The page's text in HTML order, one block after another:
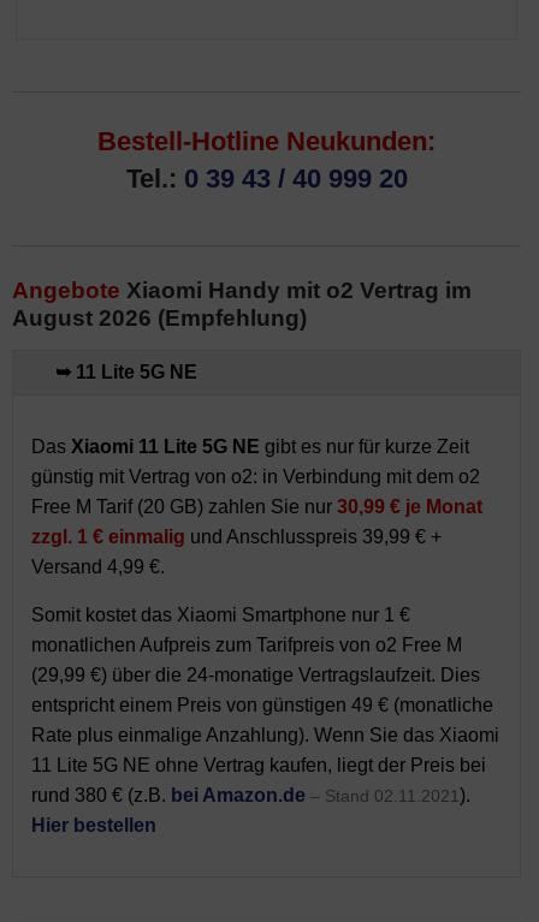
Bestell-Hotline Neukunden:
Tel.: 0 39 43 / 40 999 20
Angebote Xiaomi Handy mit o2 Vertrag im
August 2026 (Empfehlung)
➥ 11 Lite 5G NE
Das Xiaomi 11 Lite 5G NE gibt es nur für kurze Zeit
günstig mit Vertrag von o2: in Verbindung mit dem o2
Free M Tarif (20 GB) zahlen Sie nur 30,99 € je Monat
zzgl. 1 € einmalig und Anschlusspreis 39,99 € +
Versand 4,99 €.
Somit kostet das Xiaomi Smartphone nur 1 €
monatlichen Aufpreis zum Tarifpreis von o2 Free M
(29,99 €) über die 24-monatige Vertragslaufzeit. Dies
entspricht einem Preis von günstigen 49 € (monatliche
Rate plus einmalige Anzahlung). Wenn Sie das Xiaomi
11 Lite 5G NE ohne Vertrag kaufen, liegt der Preis bei
rund 380 € (z.B. bei Amazon.de – Stand 02.11.2021).
Hier bestellen